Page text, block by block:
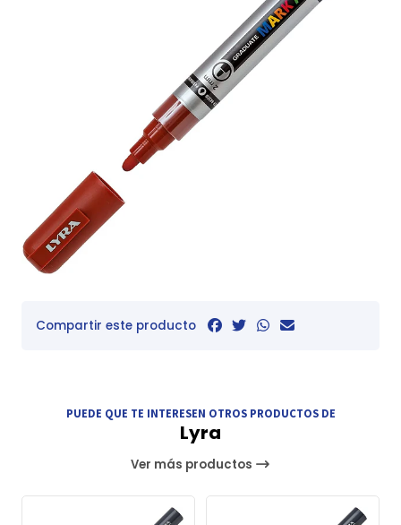
Compartir este producto
PUEDE QUE TE INTERESEN OTROS PRODUCTOS DE
Lyra
Ver más productos